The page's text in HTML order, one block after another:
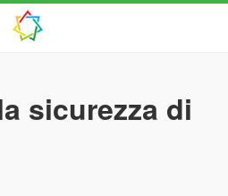
sicurezza di